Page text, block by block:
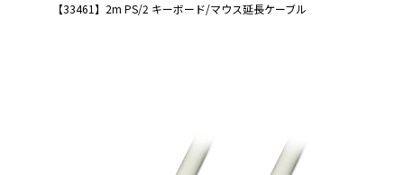
【33461】2m PS/2 キーボード/マウス延長ケーブル